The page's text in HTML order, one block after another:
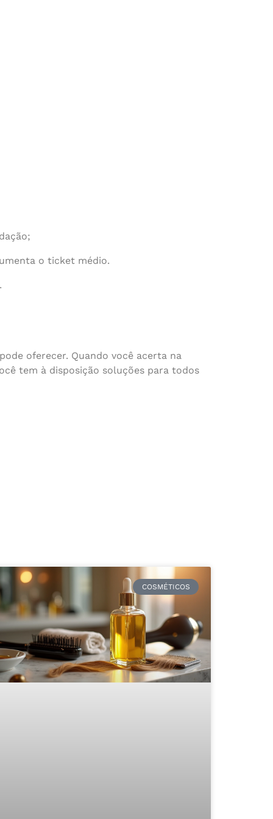
o ticket médio.
oferecer. Quando você acerta na
tem à disposição soluções para todos
COSMÉTICOS